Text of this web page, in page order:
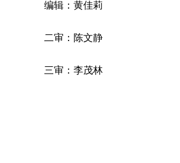
编辑：黄佳莉
二审：陈文静
三审：李茂林